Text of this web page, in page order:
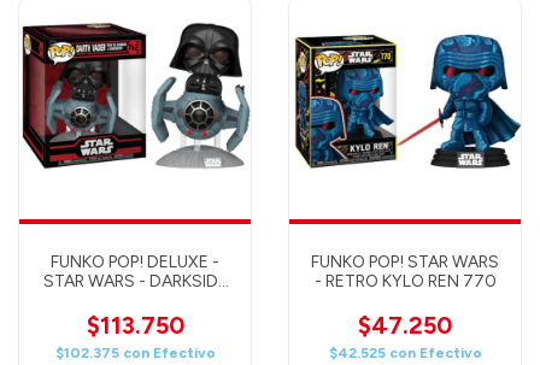
FUNKO POP! DELUXE -
STAR WARS - DARKSIDE
ADVANCE STARFIGHTER
742
$113.750
$102.375 con Efectivo
FUNKO POP! STAR WARS
- RETRO KYLO REN 770
$47.250
$42.525 con Efectivo